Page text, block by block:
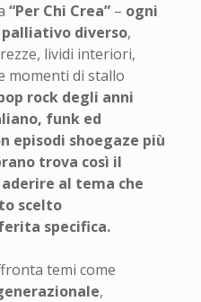
“Per Chi Crea”– ogni
diverso,
lividi interiori,
momenti di stallo
rock degli anni
funk ed
episodi shoegaze più
trova così il
al tema che
scelto
specifica.
temi come
,